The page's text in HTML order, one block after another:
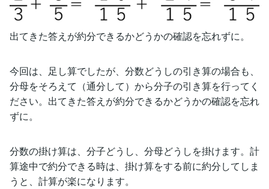
出てきた答えが約分できるかどうかの確認を忘れずに。
今回は、足し算でしたが、分数どうしの引き算の場合も、
分母をそろえて（通分して）から分子の引き算を行ってく
ださい。出てきた答えが約分できるかどうかの確認を忘れ
ずに。
分数の掛け算は、分子どうし、分母どうしを掛けます。計
算途中で約分できる時は、掛け算をする前に約分してしま
うと、計算が楽になります。